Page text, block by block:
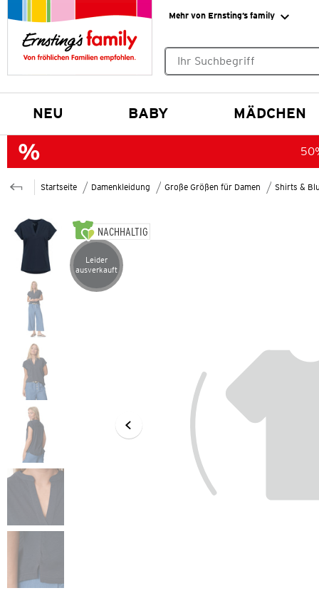
Mehr von Ernsting’s family
NEU BABY MÄDCHEN
Startseite Damenkleidung Große Größen für Damen Shirts &
NACHHALTIG
Artikel leider ausverkauft
Leider
ausverkauft